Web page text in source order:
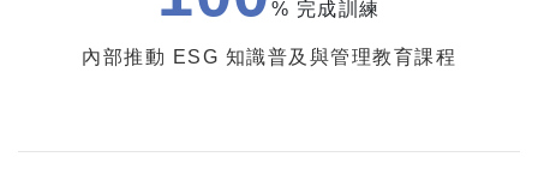
% 完成訓練
內部推動 ESG 知識普及與管理教育課程